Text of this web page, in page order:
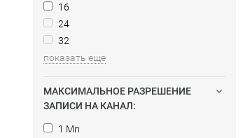
16
24
32
показать еще
МАКСИМАЛЬНОЕ РАЗРЕШЕНИЕ
ЗАПИСИ НА КАНАЛ:
1 Мп